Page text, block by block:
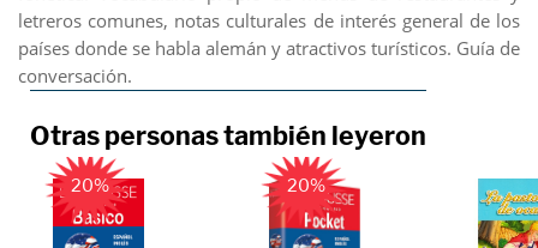
letreros comunes, notas culturales de interés general de los
países donde se habla alemán y atractivos turísticos. Guía de
conversación.
Otras personas también leyeron
20% 20%